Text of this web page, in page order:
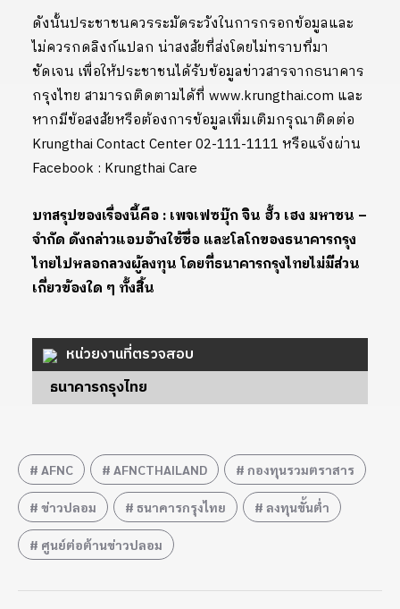
ดังนั้นประชาชนควรระมัดระวังในการกรอกข้อมูลและ
ไม่ควรกดลิงก์แปลก น่าสงสัยที่ส่งโดยไม่ทราบที่มา
ชัดเจน เพื่อให้ประชาชนได้รับข้อมูลข่าวสารจากธนาคาร
กรุงไทย สามารถติดตามได้ที่ www.krungthai.com และ
หากมีข้อสงสัยหรือต้องการข้อมูลเพิ่มเติมกรุณาติดต่อ
Krungthai Contact Center 02-111-1111 หรือแจ้งผ่าน
Facebook : Krungthai Care
บทสรุปของเรื่องนี้คือ : เพจเฟซบุ๊ก จิน ฮั้ว เฮง มหาชน –
จำกัด ดังกล่าวแอบอ้างใช้ชื่อ และโลโกของธนาคารกรุง
ไทยไปหลอกลวงผู้ลงทุน โดยที่ธนาคารกรุงไทยไม่มีส่วน
เกี่ยวข้องใด ๆ ทั้งสิ้น
หน่วยงานที่ตรวจสอบ
ธนาคารกรุงไทย
AFNC AFNCTHAILAND กองทุนรวมตราสาร
ข่าวปลอม ธนาคารกรุงไทย ลงทุนขั้นต่ำ
ศูนย์ต่อต้านข่าวปลอม